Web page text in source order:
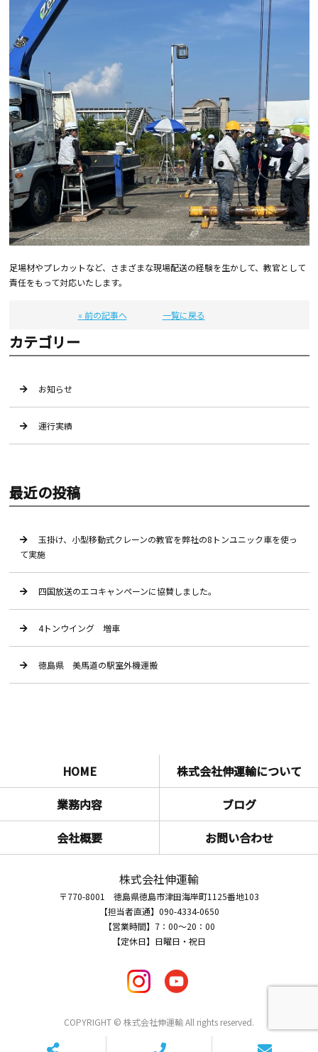
足場材やプレカットなど、さまざまな現場配送の経験を生かして、教官として
責任をもって対応いたします。
« 前の記事へ 一覧に戻る
カテゴリー
お知らせ
運行実績
最近の投稿
玉掛け、小型移動式クレーンの教官を弊社の8トンユニック車を使っ
て実施
四国放送のエコキャンペーンに協賛しました。
4トンウイング 増車
徳島県 美馬道の駅室外機運搬
HOME
株式会社伸運輸について
業務内容
ブログ
会社概要
お問い合わせ
株式会社伸運輸
〒770-8001 徳島県徳島市津田海岸町1125番地103
【担当者直通】090-4334-0650
【営業時間】7：00～20：00
【定休日】日曜日・祝日
COPYRIGHT © 株式会社伸運輸 All rights reserved.